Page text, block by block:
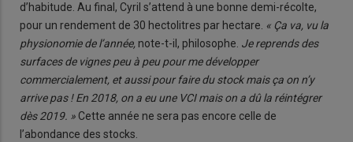
d’habitude. Au final, Cyril s’attend à une bonne demi-récolte,
pour un rendement de 30 hectolitres par hectare. « Ça va, vu la
physionomie de l’année, note-t-il, philosophe. Je reprends des
surfaces de vignes peu à peu pour me développer
commercialement, et aussi pour faire du stock mais ça on n’y
arrive pas ! En 2018, on a eu une VCI mais on a dû la réintégrer
dès 2019. » Cette année ne sera pas encore celle de
l’abondance des stocks.